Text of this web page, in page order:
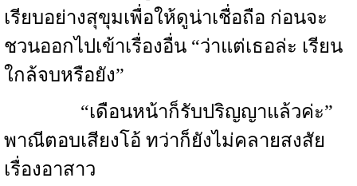
เรียบอย่างสุขุมเพื่อให้ดูน่าเชื่อถือ ก่อนจะ
ชวนออกไปเข้าเรื่องอื่น “ว่าแต่เธอล่ะ เรียน
ใกล้จบหรือยัง”
“เดือนหน้าก็รับปริญญาแล้วค่ะ”
พาณีตอบเสียงโอ้ ทว่าก็ยังไม่คลายสงสัย
เรื่องอาสาว